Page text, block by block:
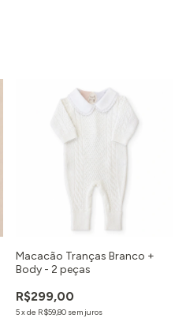
Macacão Tranças Branco +
Body - 2 peças
R$299,00
5xde R$59,80 sem juros